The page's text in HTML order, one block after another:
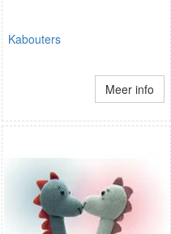
Kabouters
Meer info